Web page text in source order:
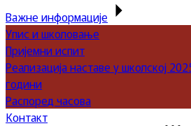
Важне информације
Упис и школовање
Пријемни испит
Реализација наставе у школској
години
Распоред часова
Контакт